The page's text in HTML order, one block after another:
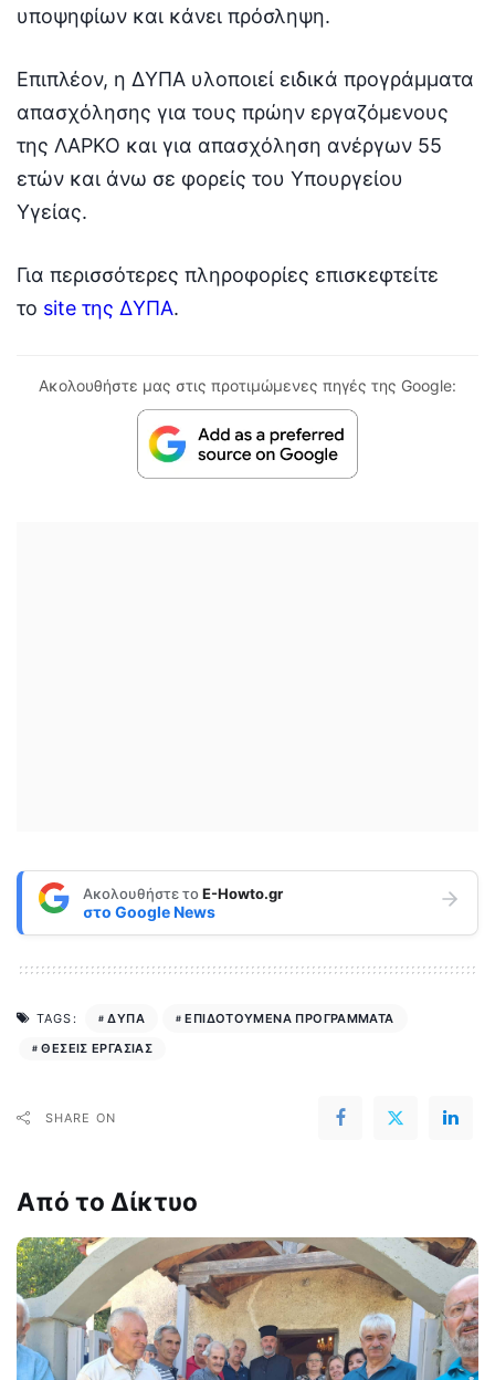
υποψηφίων και κάνει πρόσληψη.
Επιπλέον, η ΔΥΠΑ υλοποιεί ειδικά προγράμματα
απασχόλησης για τους πρώην εργαζόμενους
της ΛΑΡΚΟ και για απασχόληση ανέργων 55
ετών και άνω σε φορείς του Υπουργείου
Υγείας.
Για περισσότερες πληροφορίες επισκεφτείτε
το site της ΔΥΠΑ.
Ακολουθήστε μας στις προτιμώμενες πηγές της Google:
Ακολουθήστε τοE-Howto.gr
στο Google News
TAGS: ΔΥΠΑ
ΕΠΙΔΟΤΟΥΜΕΝΑ ΠΡΟΓΡΑΜΜΑΤΑ
ΘΕΣΕΙΣ ΕΡΓΑΣΙΑΣ
SHARE ON
Από το Δίκτυο